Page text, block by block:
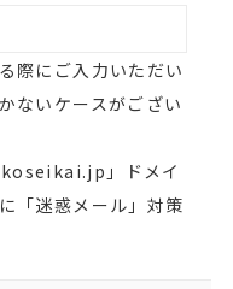
際にご入力いただい
ないケースがござい
」ドメイ
「迷惑メール」対策